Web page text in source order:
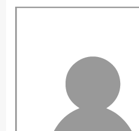
und Informatik
Fakultät Management,
Kultur und Technik
Fakultät Wirtschafts- und
Sozialwissenschaften